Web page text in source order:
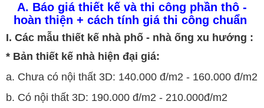
A. Báo giá thiết kế và thi công phần thô -
hoàn thiện + cách tính giá thi công chuẩn
I. Các mẫu thiết kế nhà phố - nhà ống xu hướng :
* Bản thiết kế nhà hiện đại giá:
a. Chưa có nội thất 3D: 140.000 đ/m2 - 160.000 đ/m2
b. Có nội thất 3D: 190.000 đ/m2 - 210.000đ/m2